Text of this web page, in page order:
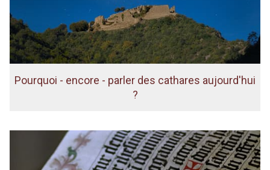
Pourquoi - encore - parler des cathares aujourd'hui
?